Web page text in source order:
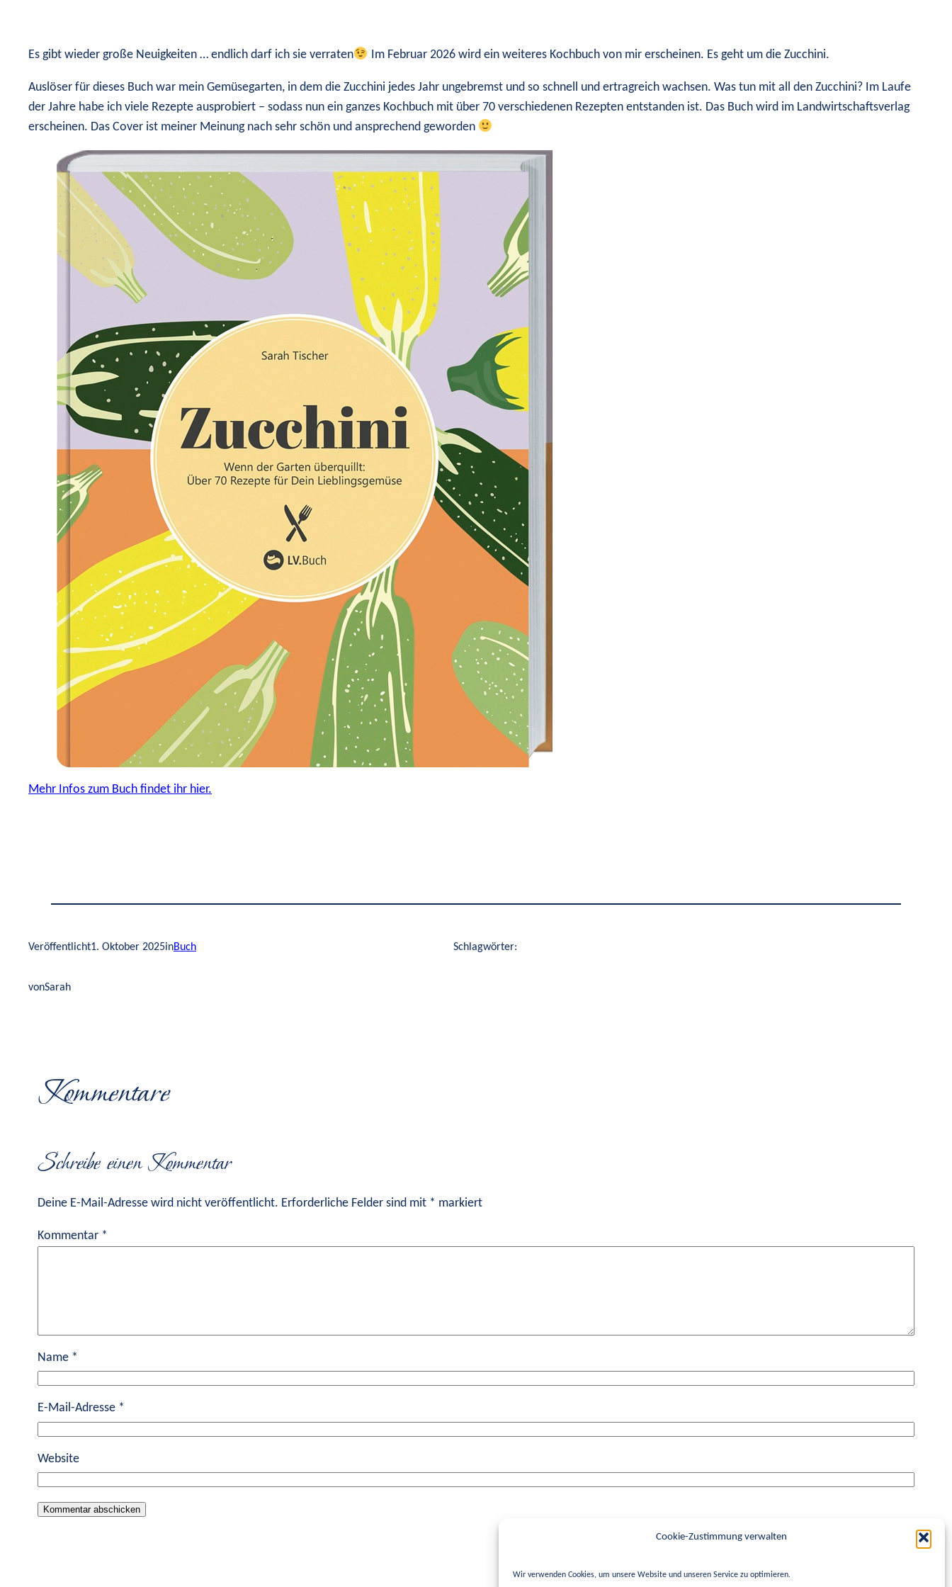
Cookie-Zustimmung verwalten
Wir verwenden Cookies, um unsere Website und unseren Service zu optimieren.
Es gibt wieder große Neuigkeiten … endlich darf ich sie verraten Im Februar 2026 wird ein weiteres Kochbuch von mir erscheinen. Es geht um die Zucchini.
Auslöser für dieses Buch war mein Gemüsegarten, in dem die Zucchini jedes Jahr ungebremst und so schnell und ertragreich wachsen. Was tun mit all den Zucchini? Im Laufe
der Jahre habe ich viele Rezepte ausprobiert – sodass nun ein ganzes Kochbuch mit über 70 verschiedenen Rezepten entstanden ist. Das Buch wird im Landwirtschaftsverlag
erscheinen. Das Cover ist meiner Meinung nach sehr schön und ansprechend geworden
Mehr Infos zum Buch findet ihr hier.
Veröffentlicht1. Oktober 2025inBuch
vonSarah
Schlagwörter:
Kommentare
Schreibe einen Kommentar
Deine E-Mail-Adresse wird nicht veröffentlicht. Erforderliche Felder sind mit * markiert
Kommentar *
Name *
E-Mail-Adresse *
Website